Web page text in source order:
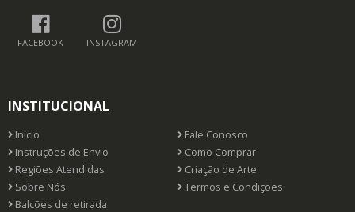
FACEBOOK INSTAGRAM
INSTITUCIONAL
Início
Fale Conosco
Instruções de Envio
Como Comprar
Regiões Atendidas
Criação de Arte
Sobre Nós
Termos e Condições
Balcões de retirada